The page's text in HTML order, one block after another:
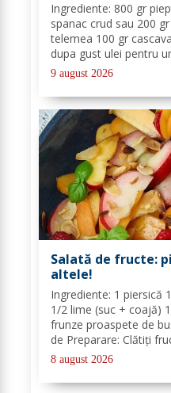
Ingrediente: 800 gr
spanac crud sau 200
telemea 100 gr
dupa gust ulei pentru
alb pentru crusta vin
Spalam carnea si o
9 august 2026
Salată de fructe:
altele!
Ingrediente: 1 piersică
1/2 lime (suc + coajă)
frunze proaspete de
de Preparare: Clătiți
piersicile, nectarinele
lămâia și...
8 august 2026